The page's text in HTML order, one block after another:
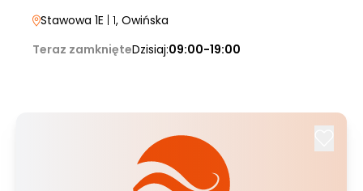
Stawowa 1E | 1, Owińska
Teraz zamknięteDzisiaj:09:00-19:00